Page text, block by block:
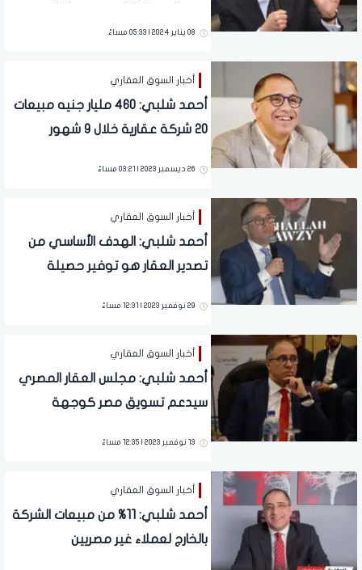
08 يناير 2024 | 05:33 مساءً
أخبار السوق العقاري
أحمد شلبي: 460 مليار جنيه مبيعات
20 شركة عقارية خلال 9 شهور
26 ديسمبر 2023 | 03:21 مساءً
أخبار السوق العقاري
أحمد شلبي: الهدف الأساسي من
تصدير العقار هو توفير حصيلة
29 نوفمبر 2023 | 12:31 مساءً
أخبار السوق العقاري
أحمد شلبي: مجلس العقار المصري
سيدعم تسويق مصر كوجهة
13 نوفمبر 2023 | 12:35 مساءً
أخبار السوق العقاري
أحمد شلبي: 11% من مبيعات الشركة
بالخارج لعملاء غير مصريين